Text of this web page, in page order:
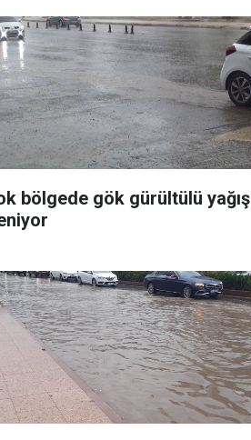
bölgede gök gürültülü yağış